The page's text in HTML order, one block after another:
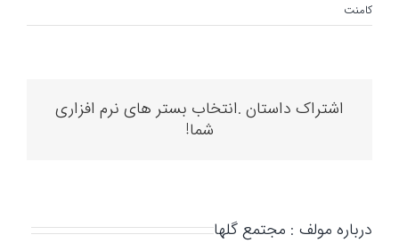
کامنت
اشتراک داستان .انتخاب بستر های نرم افزاری
شما!
درباره مولف : مجتمع گلها